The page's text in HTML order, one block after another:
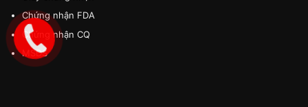
Chứng nhận FDA
Chứng nhận CQ
MSDS